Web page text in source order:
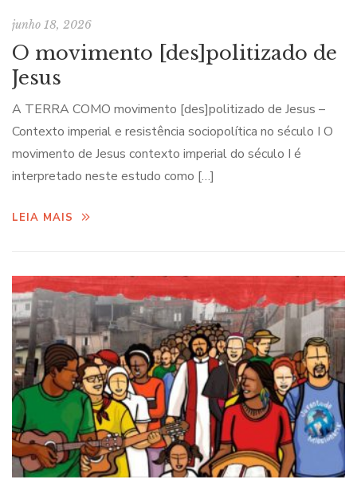
junho 18, 2026
O movimento [des]politizado de
Jesus
A TERRA COMO movimento [des]politizado de Jesus –
Contexto imperial e resistência sociopolítica no século I O
movimento de Jesus contexto imperial do século I é
interpretado neste estudo como […]
LEIA MAIS